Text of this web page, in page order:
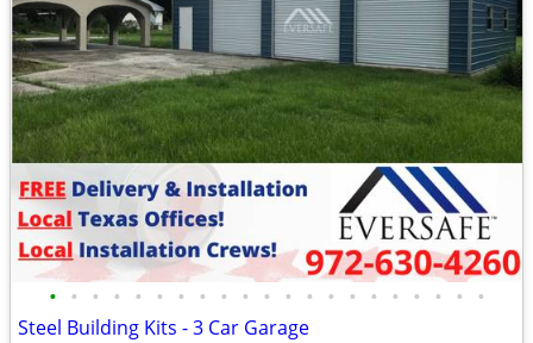
• • • • • • • • • • • • • • • • • • • • •
Steel Building Kits - 3 Car Garage